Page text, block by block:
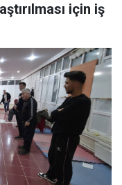
için iş